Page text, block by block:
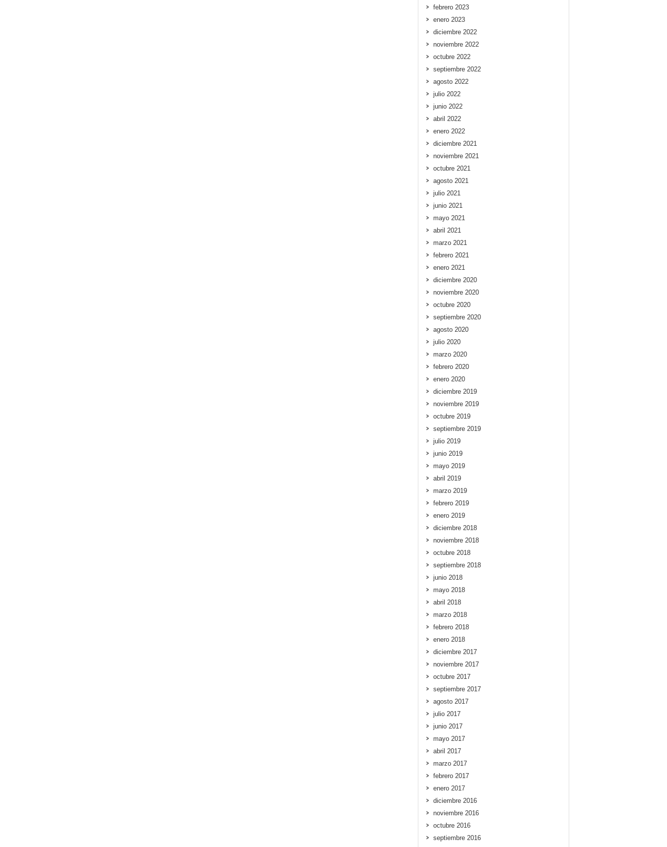
febrero 2023
enero 2023
diciembre 2022
noviembre 2022
octubre 2022
septiembre 2022
agosto 2022
julio 2022
junio 2022
abril 2022
enero 2022
diciembre 2021
noviembre 2021
octubre 2021
agosto 2021
julio 2021
junio 2021
mayo 2021
abril 2021
marzo 2021
febrero 2021
enero 2021
diciembre 2020
noviembre 2020
octubre 2020
septiembre 2020
agosto 2020
julio 2020
marzo 2020
febrero 2020
enero 2020
diciembre 2019
noviembre 2019
octubre 2019
septiembre 2019
julio 2019
junio 2019
mayo 2019
abril 2019
marzo 2019
febrero 2019
enero 2019
diciembre 2018
noviembre 2018
octubre 2018
septiembre 2018
junio 2018
mayo 2018
abril 2018
marzo 2018
febrero 2018
enero 2018
diciembre 2017
noviembre 2017
octubre 2017
septiembre 2017
agosto 2017
julio 2017
junio 2017
mayo 2017
abril 2017
marzo 2017
febrero 2017
enero 2017
diciembre 2016
noviembre 2016
octubre 2016
septiembre 2016